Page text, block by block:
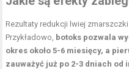
Rezultaty redukcji lwiej
Przykładowo,
botoks pozwala
okres około 5-6 miesięcy, a
zauważyć już po 2-3 dniach od